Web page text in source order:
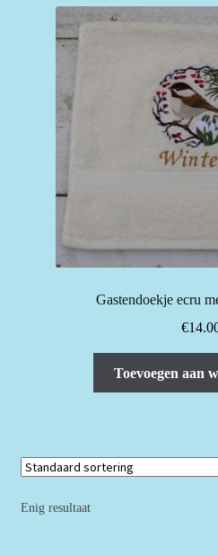
Gastendoekje ecru
€
Toevoegen aan
Enig resultaat